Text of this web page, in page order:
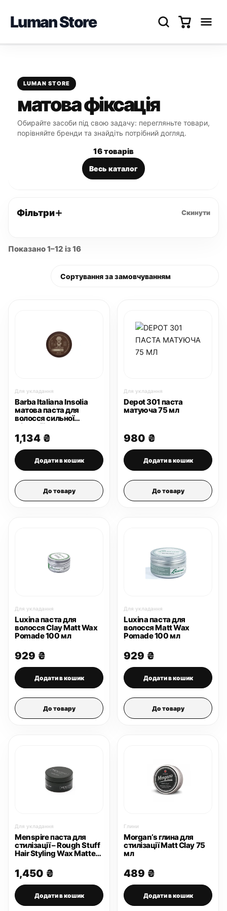
Luman Store
LUMAN STORE
матова фіксація
Обирайте засоби під свою задачу: перегляньте товари,
порівняйте бренди та знайдіть потрібний догляд.
16 товарів
Весь каталог
Фільтри Скинути
Показано 1–12 із 16
Для укладання
Barba Italiana Insolia
матова паста для
волосся сильної
фіксації 100 мл
1,134 ₴
Додати в кошик
До товару
Для укладання
Depot 301 паста
матуюча 75 мл
980 ₴
Додати в кошик
До товару
Для укладання
Luxina паста для
волосся Clay Matt Wax
Pomade 100 мл
929 ₴
Додати в кошик
До товару
Для укладання
Luxina паста для
волосся Matt Wax
Pomade 100 мл
929 ₴
Додати в кошик
До товару
Для укладання
Menspire паста для
стилізації – Rough Stuff
Hair Styling Wax Matte
Black 100 мл
1,450 ₴
Додати в кошик
Глини
Morgan’s глина для
стилізації Matt Clay 75
мл
489 ₴
Додати в кошик